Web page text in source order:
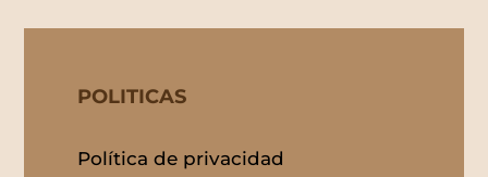
POLITICAS
Política de privacidad